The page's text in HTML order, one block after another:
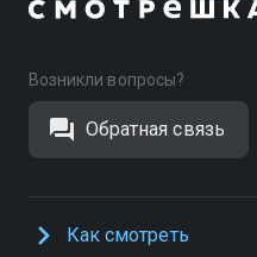
Возникли вопросы?
Обратная связь
Как смотреть